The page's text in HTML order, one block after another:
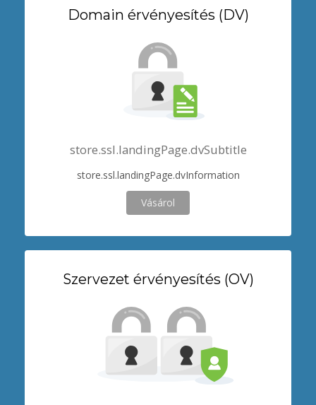
Domain érvényesítés (DV)
store.ssl.landingPage.dvSubtitle
store.ssl.landingPage.dvInformation
Vásárol
Szervezet érvényesítés (OV)